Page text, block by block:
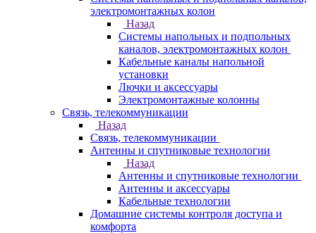
электромонтажных колон
Назад
Системы напольных и подпольных
каналов, электромонтажных колон
Кабельные каналы напольной
установки
Лючки и аксессуары
Электромонтажные колонны
Связь, телекоммуникации
Назад
Связь, телекоммуникации
Антенны и спутниковые технологии
Назад
Антенны и спутниковые технологии
Антенны и аксессуары
Кабельные технологии
Домашние системы контроля доступа и
комфорта